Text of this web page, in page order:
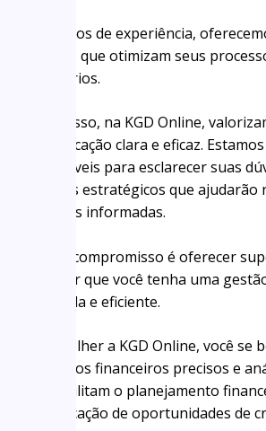
Com anos de experiência,
medida, que otimizam seus
tributários.
Além disso, na KGD Online,
comunicação clara e eficaz.
disponíveis para esclarecer suas
insights estratégicos que ajudarão
decisões informadas.
Nosso compromisso é oferecer
garantir que você tenha uma
tranquila e eficiente.
Ao escolher a KGD Online, você se
relatórios financeiros precisos e
que facilitam o planejamento
identificação de oportunidades de